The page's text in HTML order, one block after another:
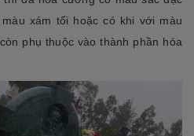
xám tối hoặc có khi với màu
phụ thuộc vào thành phần hóa